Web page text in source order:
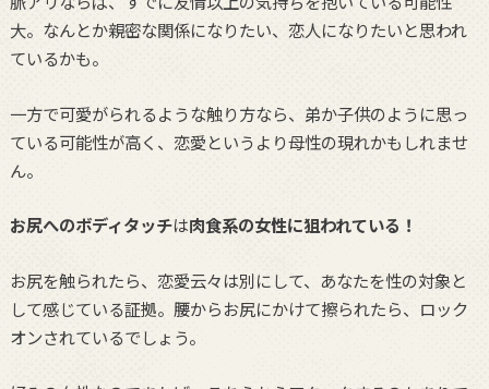
大。なんとか親密な関係になりたい、恋人になりたいと思われ
ているかも。
一方で可愛がられるような触り方なら、弟か子供のように思っ
ている可能性が高く、恋愛というより母性の現れかもしれませ
ん。
お尻へのボディタッチは肉食系の女性に狙われている！
お尻を触られたら、恋愛云々は別にして、あなたを性の対象と
して感じている証拠。腰からお尻にかけて擦られたら、ロック
オンされているでしょう。